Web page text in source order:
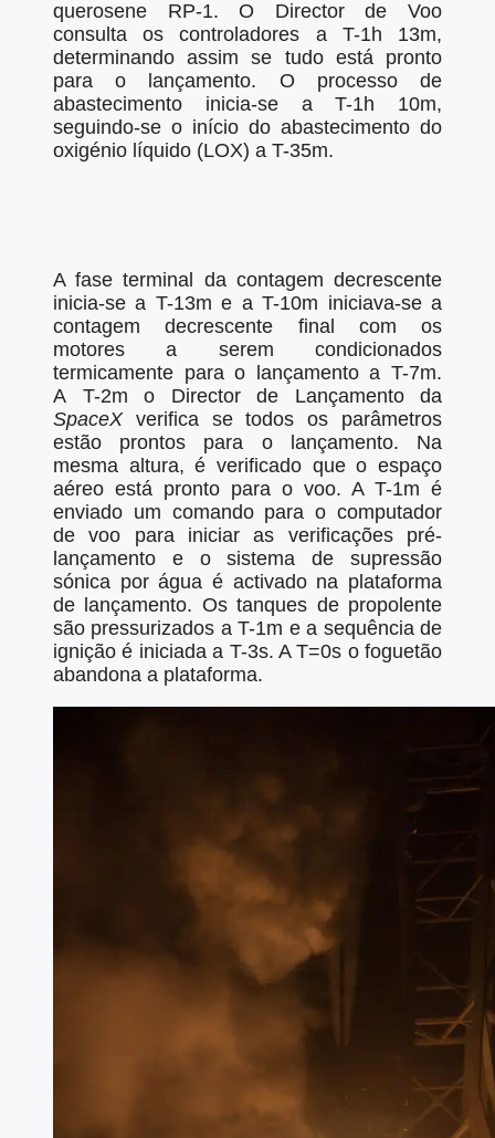
querosene RP-1. O Director de Voo
consulta os controladores a T-1h 13m,
determinando assim se tudo está pronto
para o lançamento. O processo de
abastecimento inicia-se a T-1h 10m,
seguindo-se o início do abastecimento do
oxigénio líquido (LOX) a T-35m.
A fase terminal da contagem decrescente
inicia-se a T-13m e a T-10m iniciava-se a
contagem decrescente final com os
motores a serem condicionados
termicamente para o lançamento a T-7m.
A T-2m o Director de Lançamento da
SpaceXverifica se todos os parâmetros
estão prontos para o lançamento. Na
mesma altura, é verificado que o espaço
aéreo está pronto para o voo. A T-1m é
enviado um comando para o computador
de voo para iniciar as verificações pré-
lançamento e o sistema de supressão
sónica por água é activado na plataforma
de lançamento. Os tanques de propolente
são pressurizados a T-1m e a sequência de
ignição é iniciada a T-3s. A T=0s o foguetão
abandona a plataforma.